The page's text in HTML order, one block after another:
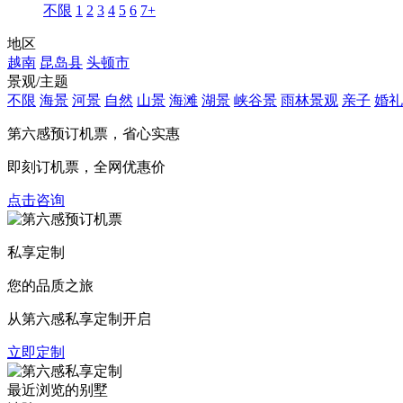
不限 1 2 3 4 5 6 7+
地区
越南 昆岛县 头顿市
景观/主题
不限 海景 河景 自然 山景 海滩 湖景 峡谷景 雨林景观 亲子 婚礼
第六感预订机票， 省心实惠
即刻订机票，全网优惠价
点击咨询
私享定制
您的品质之旅
从第六感私享定制开启
立即定制
最近浏览的别墅